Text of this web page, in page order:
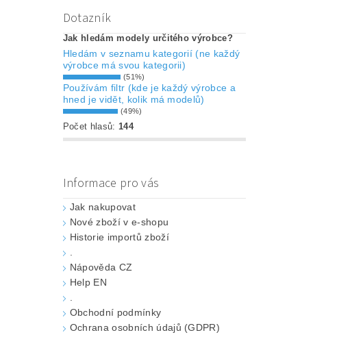
Dotazník
Jak hledám modely určitého výrobce?
Hledám v seznamu kategorií (ne každý
výrobce má svou kategorii)
(51%)
Používám filtr (kde je každý výrobce a
hned je vidět, kolik má modelů)
(49%)
Počet hlasů: 144
Informace pro vás
Jak nakupovat
Nové zboží v e-shopu
Historie importů zboží
Nápověda CZ
Help EN
Obchodní podmínky
Ochrana osobních údajů (GDPR)